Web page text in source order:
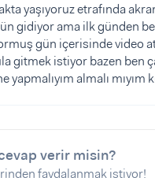
yaşıyoruz etrafında
gidiyor ama ilk günden
gün içerisinde video
gitmek istiyor bazen ben
yapmalıyım almalı mıyım
verir misin?
faydalanmak istiyor!